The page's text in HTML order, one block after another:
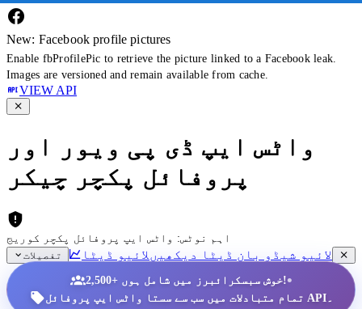
New: Facebook profile pictures
Enable fbProfilePic to retrieve the picture linked to a Facebook leak.
Images are versioned and remain available from cache.
VIEW API
واٹس ایپ ڈی پی ویور اور
پروفائل پکچر چیکر
اہم نوٹس: واٹس ایپ پروفائل پکچر کوریج
تفصیلات
لائیو شیڈو بان ڈیٹا دیکھیں لائیو ڈیٹا
2,500+ خوش سبسکرائبرز میں شامل ہوں!•
تمام متبادلات میں سب سے سستا واٹس ایپ پروفائل API۔